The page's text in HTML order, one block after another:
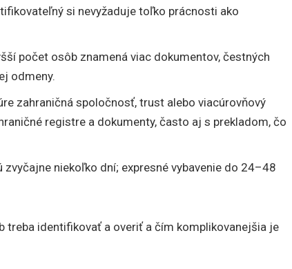
si nevyžaduje toľko prácnosti ako
počet osôb znamená viac dokumentov, čestných
odmeny.
zahraničná spoločnosť, trust alebo viacúrovňový
registre a dokumenty, často aj s prekladom, čo
niekoľko dní; expresné vybavenie do 24–48
treba identifikovať a overiť a čím komplikovanejšia je